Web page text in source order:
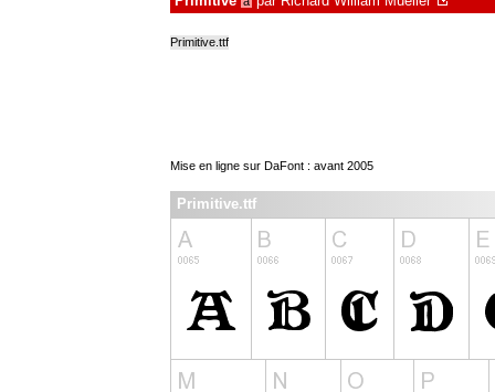
Primitive.ttf
Mise en ligne sur DaFont : avant 2005
Primitive.ttf